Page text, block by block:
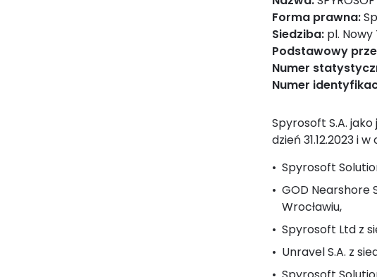
Forma prawna:
Siedziba: pl. Nowy
Podstawowy
Numer
Numer
Spyrosoft S.A.
dzień 31.12.2023 i
Spyrosoft
GOD Nearshore
Wrocławiu,
Spyrosoft Ltd z
Unravel S.A. z